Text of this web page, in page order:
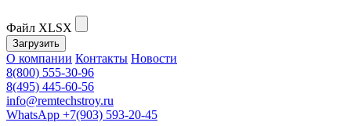
Файл XLSX
Загрузить
О компании Контакты Новости
8(800) 555-30-96
8(495) 445-60-56
info@remtechstroy.ru
WhatsApp +7(903) 593-20-45